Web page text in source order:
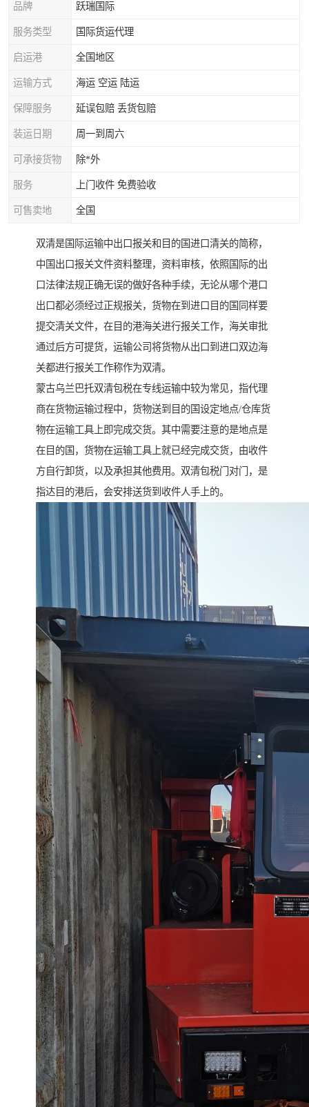
品牌 跃瑞国际
服务类型 国际货运代理
启运港 全国地区
运输方式 海运 空运 陆运
保障服务 延误包赔 丢货包赔
装运日期 周一到周六
可承接货物 除*外
服务 上门收件 免费验收
可售卖地 全国
双清是国际运输中出口报关和目的国进口清关的简称，
中国出口报关文件资料整理，资料审核，依照国际的出
口法律法规正确无误的做好各种手续，无论从哪个港口
出口都必须经过正规报关，货物在到进口目的国同样要
提交清关文件，在目的港海关进行报关工作，海关审批
通过后方可提货，运输公司将货物从出口到进口双边海
关都进行报关工作称作为双清。
蒙古乌兰巴托双清包税在专线运输中较为常见，指代理
商在货物运输过程中，货物送到目的国设定地点/仓库货
物在运输工具上即完成交货。其中需要注意的是地点是
在目的国，货物在运输工具上就已经完成交货，由收件
方自行卸货，以及承担其他费用。双清包税门对门，是
指达目的港后，会安排送货到收件人手上的。